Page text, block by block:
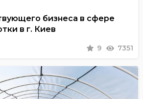
бизнеса в сфере
в г. Киев
9 7351